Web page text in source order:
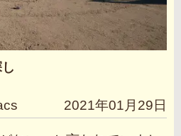
2021年01月29日